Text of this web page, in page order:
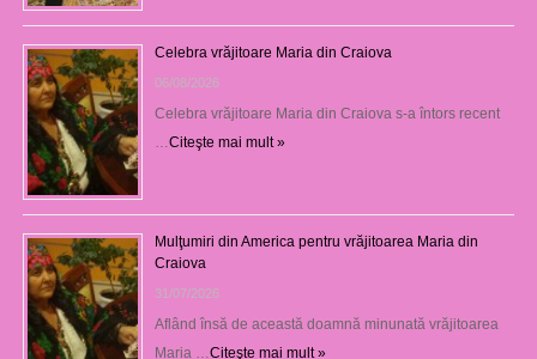
Celebra vrăjitoare Maria din Craiova
06/08/2026
Celebra vrăjitoare Maria din Craiova s-a întors recent
Citeşte mai mult »
Mulţumiri din America pentru vrăjitoarea Maria din
Craiova
31/07/2026
Aflând însă de această doamnă minunată vrăjitoarea
Maria … Citeşte mai mult »